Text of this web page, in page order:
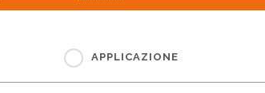
APPLICAZIONE